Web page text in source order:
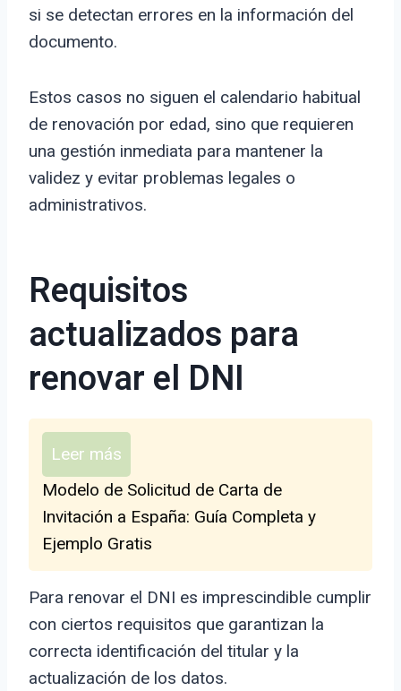
si se detectan errores en la información del
documento.
Estos casos no siguen el calendario habitual
de renovación por edad, sino que requieren
una gestión inmediata para mantener la
validez y evitar problemas legales o
administrativos.
Requisitos
actualizados para
renovar el DNI
Leer más
Modelo de Solicitud de Carta de
Invitación a España: Guía Completa y
Ejemplo Gratis
Para renovar el DNI es imprescindible cumplir
con ciertos requisitos que garantizan la
correcta identificación del titular y la
actualización de los datos.